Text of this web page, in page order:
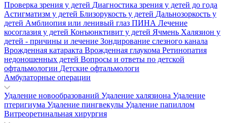
Проверка зрения у детей Диагностика зрения у детей до года
Астигматизм у детей Близорукость у детей Дальнозоркость у
детей Амблиопия или ленивый глаз ПИНА Лечение
косоглазия у детей Конъюнктивит у детей Ячмень Халязион у
детей - причины и лечение Зондирование слезного канала
Врожденная катаракта Врожденная глаукома Ретинопатия
недоношенных детей Вопросы и ответы по детской
офтальмологии Детские офтальмологи
Амбулаторные операции
Удаление новообразований Удаление халязиона Удаление
птеригиума Удаление пингвекулы Удаление папиллом
Витреоретинальная хирургия